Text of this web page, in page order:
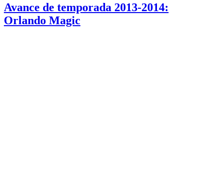
Avance de temporada 2013-2014:
Orlando Magic